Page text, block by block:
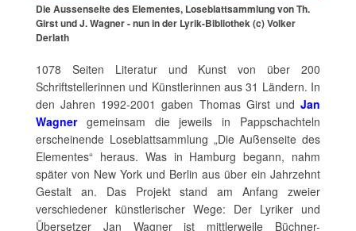
Die Aussenseite des Elementes, Loseblattsammlung von Th.
Girst und J. Wagner - nun in der Lyrik-Bibliothek (c) Volker
Derlath
1078 Seiten Literatur und Kunst von über 200
Schriftstellerinnen und Künstlerinnen aus 31 Ländern. In
den Jahren 1992-2001 gaben Thomas Girst und Jan
Wagnergemeinsam die jeweils in Pappschachteln
erscheinende Loseblattsammlung „Die Außenseite des
Elementes“ heraus. Was in Hamburg begann, nahm
später von New York und Berlin aus über ein Jahrzehnt
Gestalt an. Das Projekt stand am Anfang zweier
verschiedener künstlerischer Wege: Der Lyriker und
Übersetzer Jan Wagner ist mittlerweile Büchner-